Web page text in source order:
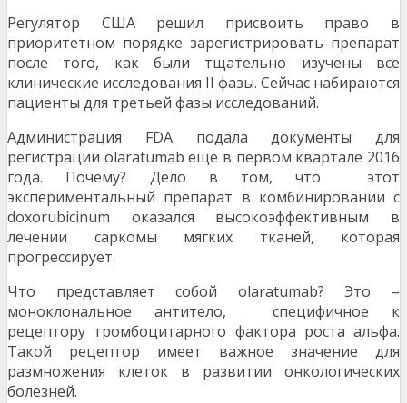
Регулятор США решил присвоить право в
приоритетном порядке зарегистрировать препарат
после того, как были тщательно изучены все
клинические исследования II фазы. Сейчас набираются
пациенты для третьей фазы исследований.
Администрация FDA подала документы для
регистрации olaratumab еще в первом квартале 2016
года. Почему? Дело в том, что этот
экспериментальный препарат в комбинировании с
doxorubicinum оказался высокоэффективным в
лечении саркомы мягких тканей, которая
прогрессирует.
Что представляет собой olaratumab? Это –
моноклональное антитело, специфичное к
рецептору тромбоцитарного фактора роста альфа.
Такой рецептор имеет важное значение для
размножения клеток в развитии онкологических
болезней.